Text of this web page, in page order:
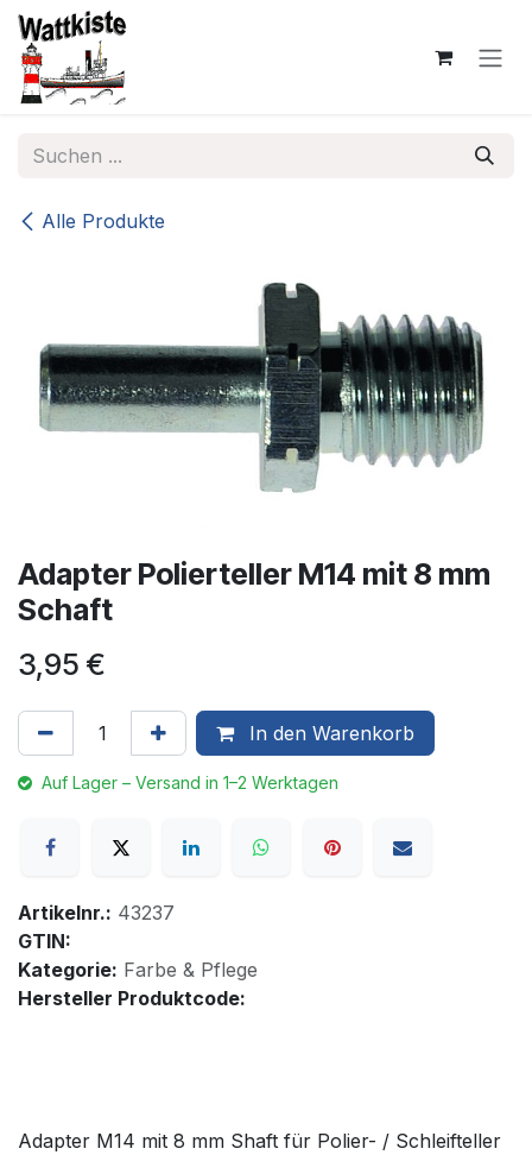
Zum Inhalt springen
Alle Produkte
Adapter Polierteller M14 mit 8 mm
Schaft
3,95 €
In den Warenkorb
Auf Lager – Versand in 1–2 Werktagen
Artikelnr.: 43237
GTIN:
Kategorie: Farbe & Pflege
Hersteller Produktcode:
Adapter M14 mit 8 mm Shaft für Polier- / Schleifteller